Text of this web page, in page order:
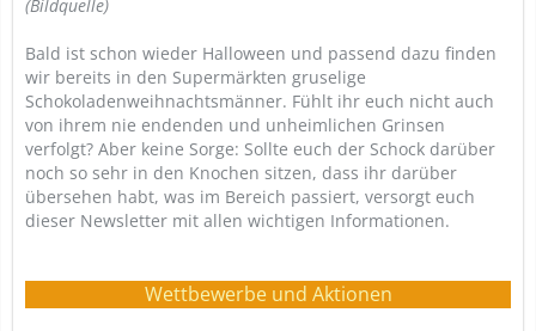
(Bildquelle)
Bald ist schon wieder Halloween und passend dazu finden
wir bereits in den Supermärkten gruselige
Schokoladenweihnachtsmänner. Fühlt ihr euch nicht auch
von ihrem nie endenden und unheimlichen Grinsen
verfolgt? Aber keine Sorge: Sollte euch der Schock darüber
noch so sehr in den Knochen sitzen, dass ihr darüber
übersehen habt, was im Bereich passiert, versorgt euch
dieser Newsletter mit allen wichtigen Informationen.
Wettbewerbe und Aktionen